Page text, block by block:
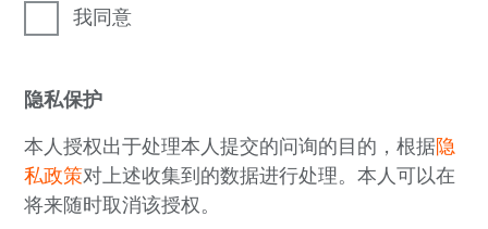
我同意
隐私保护
本人授权出于处理本人提交的问询的目的，根据隐
私政策对上述收集到的数据进行处理。本人可以在
将来随时取消该授权。